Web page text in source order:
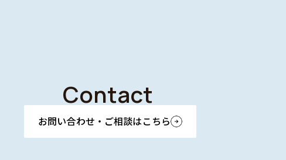
Contact
お問い合わせ・ご相談はこちら